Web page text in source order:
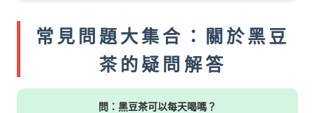
常見問題大集合：關於黑豆
茶的疑問解答
問：黑豆茶可以每天喝嗎？